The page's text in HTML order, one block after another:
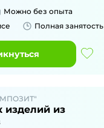
Можно без опыта
Полная занятость
из